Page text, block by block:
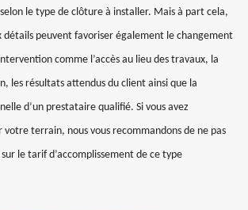
le type de clôture à installer. Mais à part cela,
détails peuvent favoriser également le changement
comme l’accès au lieu des travaux, la
les résultats attendus du client ainsi que la
d’un prestataire qualifié. Si vous avez
terrain, nous vous recommandons de ne pas
le tarif d’accomplissement de ce type